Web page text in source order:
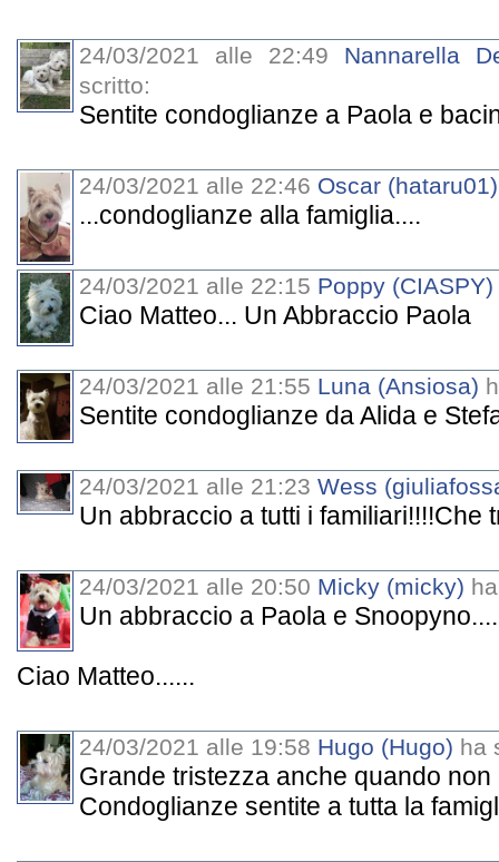
24/03/2021 alle 22:49 Nannarella
scritto:
Sentite condoglianze a Paola e
24/03/2021 alle 22:46 Oscar (hataru01)
...condoglianze alla famiglia....
24/03/2021 alle 22:15 Poppy (CIASPY)
Ciao Matteo... Un Abbraccio Paola
24/03/2021 alle 21:55 Luna (Ansiosa)
Sentite condoglianze da Alida e
24/03/2021 alle 21:23 Wess
Un abbraccio a tutti i familiari!!!!Che
24/03/2021 alle 20:50 Micky (micky)
Un abbraccio a Paola e
Ciao Matteo......
24/03/2021 alle 19:58 Hugo (Hugo) ha
Grande tristezza anche quando
Condoglianze sentite a tutta la